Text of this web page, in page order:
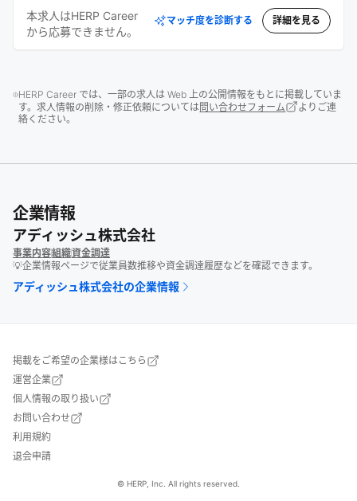
本求人はHERP Career
から応募できません。
マッチ度を診断する 詳細を見る
HERP Career では、一部の求人は Web 上の公開情報をもとに掲載していま
す。求人情報の削除・修正依頼については問い合わせフォーム
よりご連
絡ください。
企業情報
アディッシュ株式会社
事業内容組織資金調達
💡企業情報ページで従業員数推移や資金調達履歴などを確認できます。
アディッシュ株式会社の企業情報
掲載をご希望の企業様はこちら
運営企業
個人情報の取り扱い
お問い合わせ
利用規約
退会申請
© HERP, Inc. All rights reserved.